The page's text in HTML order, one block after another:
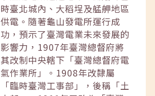
時臺北城內、大稻埕及艋舺地區
供電。隨著龜山發電所運行成
功，預示了臺灣電業未來發展的
影響力，1907年臺灣總督府將
其改制中央轄下「臺灣總督府電
氣作業所」。1908年改隸屬
「臨時臺灣工事部」，後稱「土